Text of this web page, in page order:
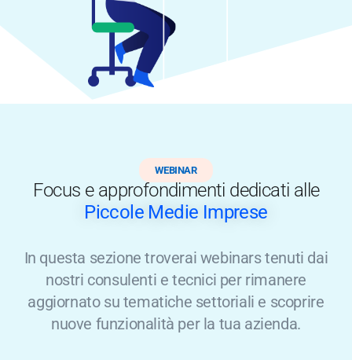
WEBINAR
Focus e approfondimenti dedicati alle
Piccole Medie Imprese
In questa sezione troverai webinars tenuti dai
nostri consulenti e tecnici per rimanere
aggiornato su tematiche settoriali e scoprire
nuove funzionalità per la tua azienda.